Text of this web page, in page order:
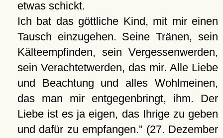
etwas schickt.
Ich bat das göttliche Kind, mit mir einen
Tausch einzugehen. Seine Tränen, sein
Kälteempfinden, sein Vergessenwerden,
sein Verachtetwerden, das mir. Alle Liebe
und Beachtung und alles Wohlmeinen,
das man mir entgegenbringt, ihm. Der
Liebe ist es ja eigen, das Ihrige zu geben
und dafür zu empfangen.
(27. Dezember